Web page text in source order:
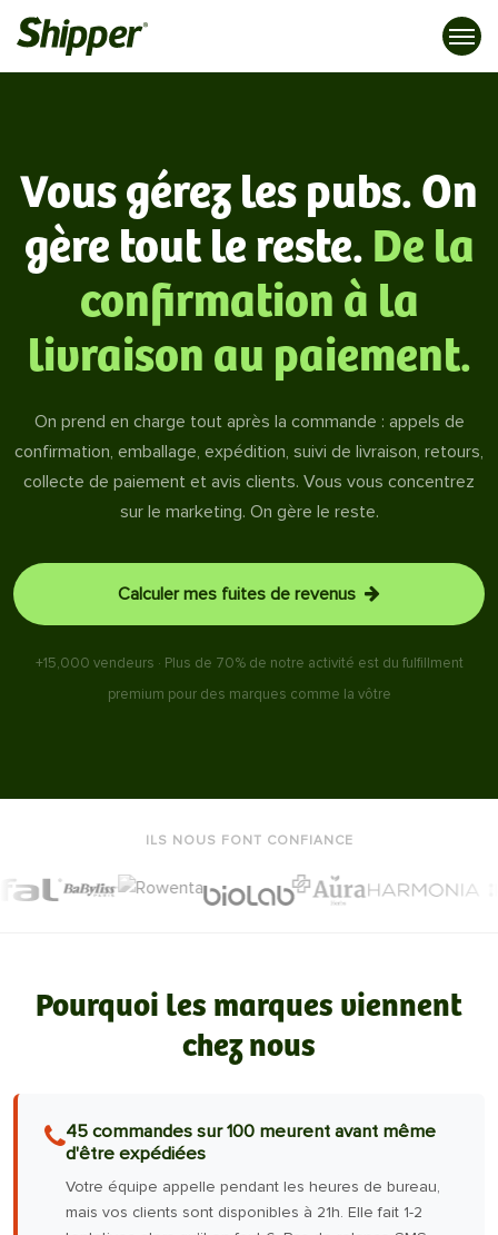
Vous gérez les pubs. On
gère tout le reste. De la
confirmation à la
livraison au paiement.
On prend en charge tout après la commande : appels de
confirmation, emballage, expédition, suivi de livraison, retours,
collecte de paiement et avis clients. Vous vous concentrez
sur le marketing. On gère le reste.
Calculer mes fuites de revenus
+15,000 vendeurs · Plus de 70% de notre activité est du fulfillment
premium pour des marques comme la vôtre
ILS NOUS FONT CONFIANCE
Pourquoi les marques viennent
chez nous
45 commandes sur 100 meurent avant même
d'être expédiées
Votre équipe appelle pendant les heures de bureau,
mais vos clients sont disponibles à 21h. Elle fait 1-2